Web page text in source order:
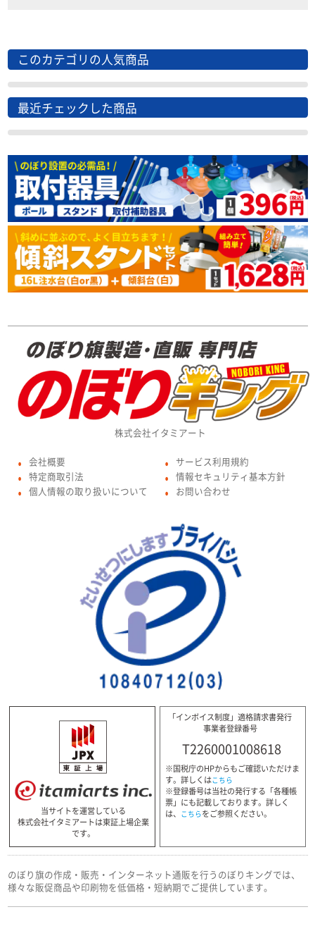
このカテゴリの人気商品
最近チェックした商品
株式会社イタミアート
● 会社概要
● 特定商取引法
● 個人情報の取り扱いについて
● サービス利用規約
● 情報セキュリティ基本方針
● お問い合わせ
当サイトを運営している
株式会社イタミアートは東証上場企業
です。
「インボイス制度」適格請求書発行
事業者登録番号
T2260001008618
※国税庁のHPからもご確認いただけま
す。詳しくはこちら
※登録番号は当社の発行する「各種帳
票」にも記載しております。詳しく
は、 こちらをご参照ください。
のぼり旗の作成・販売・インターネット通販を行うのぼりキングでは、
様々な販促商品や印刷物を低価格・短納期でご提供しています。